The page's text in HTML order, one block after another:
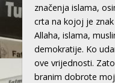
značenja islama,
crta na kojoj je
Allaha, islama,
demokratije. Ko
ove vrijednosti.
branim dobrote